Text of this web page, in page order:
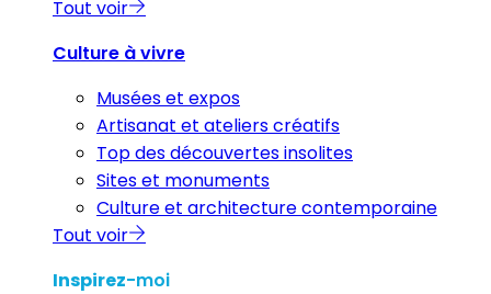
Tout voir
Culture à vivre
Musées et expos
Artisanat et ateliers créatifs
Top des découvertes insolites
Sites et monuments
Culture et architecture contemporaine
Tout voir
Inspirez-moi